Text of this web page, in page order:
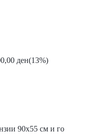
ден(13%)
90х55 см и го